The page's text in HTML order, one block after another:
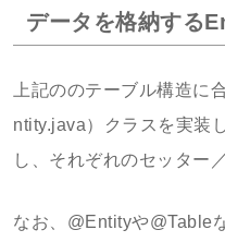
データを格納する
上記ののテーブル構造に
ntity.java）クラスを実装
し、それぞれのセッター
なお、@Entityや@Table